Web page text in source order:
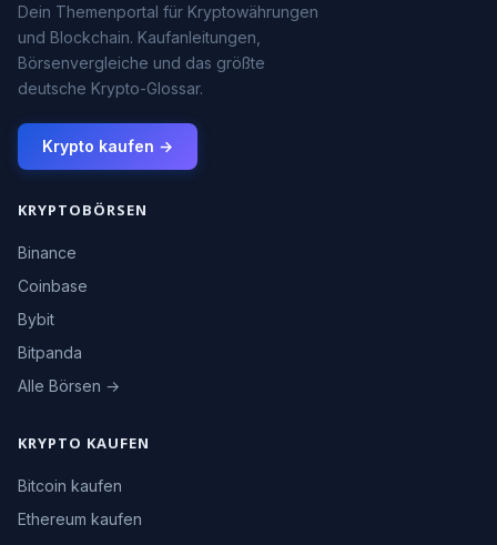
Dein Themenportal für Kryptowährungen
und Blockchain. Kaufanleitungen,
Börsenvergleiche und das größte
deutsche Krypto-Glossar.
Krypto kaufen →
KRYPTOBÖRSEN
Binance
Coinbase
Bybit
Bitpanda
Alle Börsen →
KRYPTO KAUFEN
Bitcoin kaufen
Ethereum kaufen